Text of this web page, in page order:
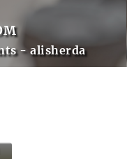
- alisherda